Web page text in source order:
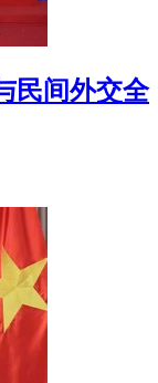
民间外交全